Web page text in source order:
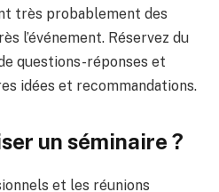
très probablement des
l’événement. Réservez du
questions-réponses et
idées et recommandations.
un séminaire ?
et les réunions